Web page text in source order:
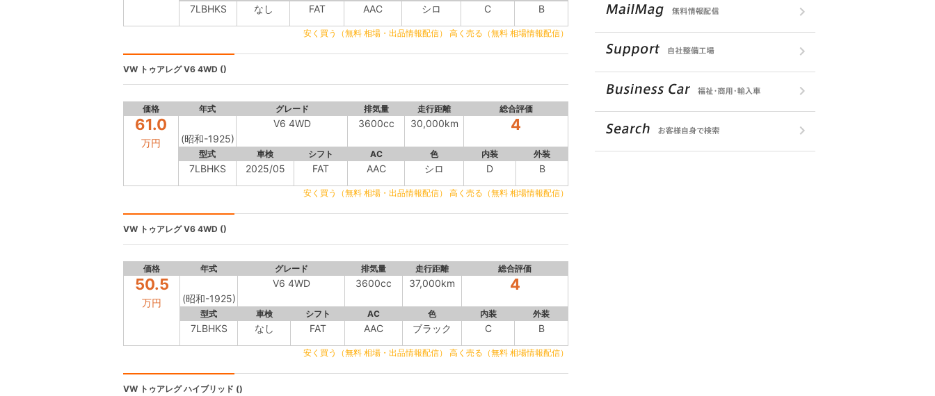
7LBHKS なし FAT AAC シロ C B
安く買う（無料 相場・出品情報配信） 高く売る（無料 相場情報配信）
VW トゥアレグV6 4WD ()
価格 年式 グレード 排気量 走行距離 総合評価
61.0
万円 (昭和-1925)
V6 4WD 3600cc 30,000km 4
型式 車検 シフト AC 色 内装 外装
7LBHKS 2025/05 FAT AAC シロ D B
安く買う（無料 相場・出品情報配信） 高く売る（無料 相場情報配信）
VW トゥアレグV6 4WD ()
価格 年式 グレード 排気量 走行距離 総合評価
50.5
万円 (昭和-1925)
V6 4WD 3600cc 37,000km 4
型式 車検 シフト AC 色 内装 外装
7LBHKS なし FAT AAC ブラック C B
安く買う（無料 相場・出品情報配信） 高く売る（無料 相場情報配信）
VW トゥアレグ ハイブリッド ()